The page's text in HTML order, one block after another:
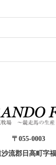
〒055-0003
流郡日高町字